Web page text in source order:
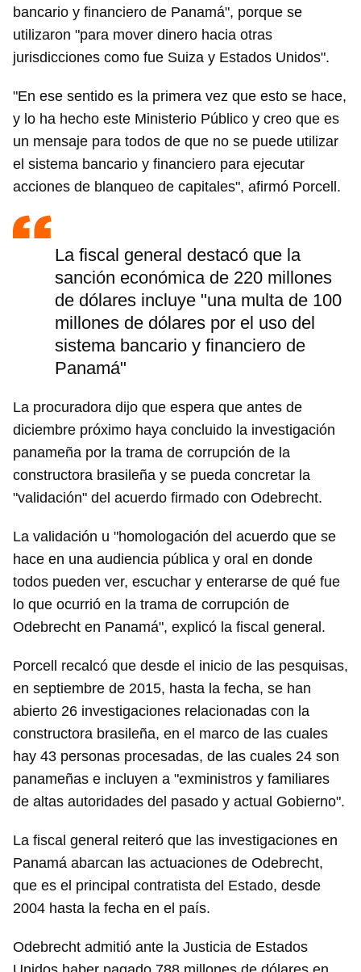
bancario y financiero de Panamá", porque se
utilizaron "para mover dinero hacia otras
jurisdicciones como fue Suiza y Estados Unidos".
"En ese sentido es la primera vez que esto se hace,
y lo ha hecho este Ministerio Público y creo que es
un mensaje para todos de que no se puede utilizar
el sistema bancario y financiero para ejecutar
acciones de blanqueo de capitales", afirmó Porcell.
La fiscal general destacó que la
sanción económica de 220 millones
de dólares incluye "una multa de 100
millones de dólares por el uso del
sistema bancario y financiero de
Panamá"
La procuradora dijo que espera que antes de
diciembre próximo haya concluido la investigación
panameña por la trama de corrupción de la
constructora brasileña y se pueda concretar la
"validación" del acuerdo firmado con Odebrecht.
La validación u "homologación del acuerdo que se
hace en una audiencia pública y oral en donde
todos pueden ver, escuchar y enterarse de qué fue
lo que ocurrió en la trama de corrupción de
Odebrecht en Panamá", explicó la fiscal general.
Porcell recalcó que desde el inicio de las pesquisas,
en septiembre de 2015, hasta la fecha, se han
abierto 26 investigaciones relacionadas con la
constructora brasileña, en el marco de las cuales
hay 43 personas procesadas, de las cuales 24 son
panameñas e incluyen a "exministros y familiares
de altas autoridades del pasado y actual Gobierno".
La fiscal general reiteró que las investigaciones en
Panamá abarcan las actuaciones de Odebrecht,
que es el principal contratista del Estado, desde
2004 hasta la fecha en el país.
Odebrecht admitió ante la Justicia de Estados